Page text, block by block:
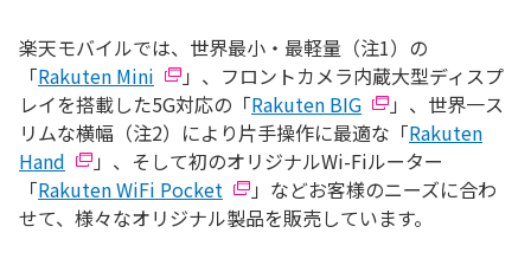
楽天モバイルでは、世界最小・最軽量（注1）の
「Rakuten Mini
」、フロントカメラ内蔵大型ディスプ
レイを搭載した5G対応の「Rakuten BIG
」、世界一ス
リムな横幅（注2）により片手操作に最適な「Rakuten
Hand
」、そして初のオリジナルWi-Fiルーター
「Rakuten WiFi Pocket
」などお客様のニーズに合わ
せて、様々なオリジナル製品を販売しています。